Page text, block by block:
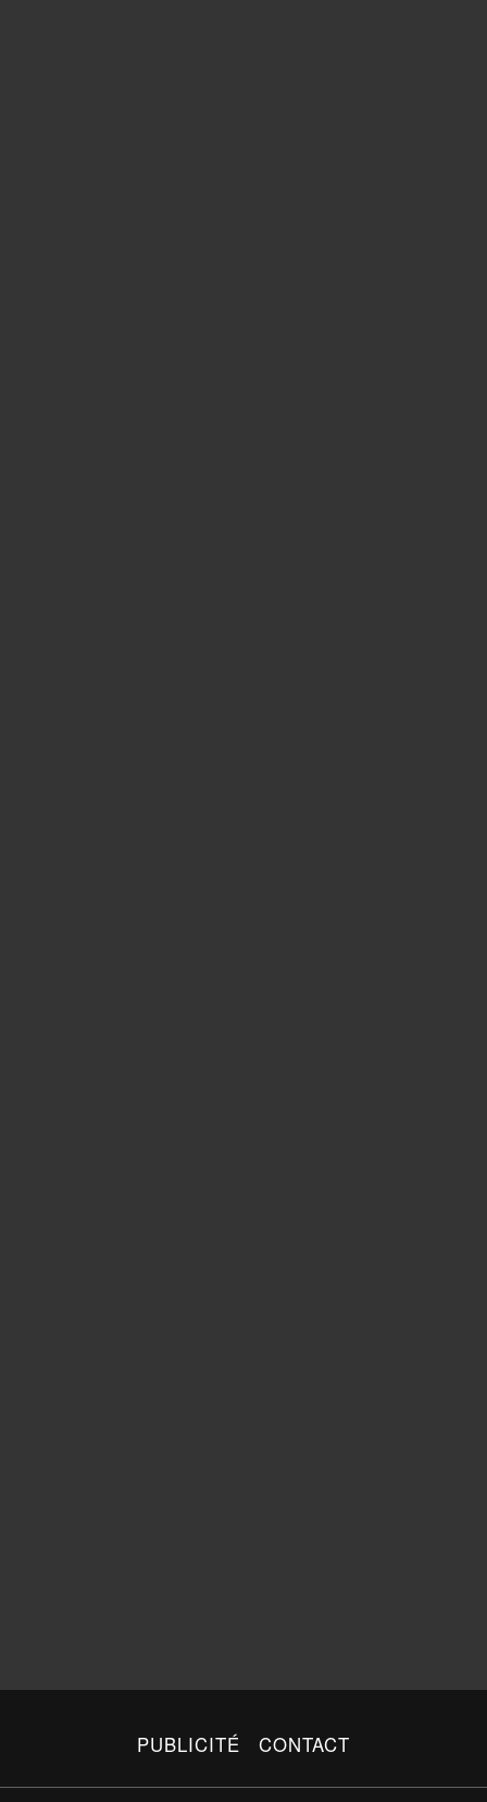
PUBLICITÉ CONTACT